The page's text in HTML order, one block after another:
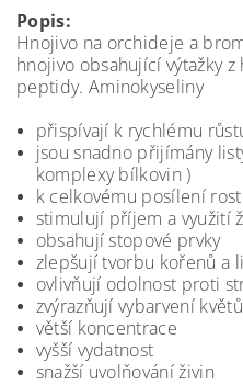
Popis:
Hnojivo na orchideje a
hnojivo obsahující výtažky
peptidy. Aminokyseliny
přispívají k rychlému
jsou snadno přijímány
komplexy bílkovin )
k celkovému posílení
stimulují příjem a využití
obsahují stopové prvky
zlepšují tvorbu kořenů a
ovlivňují odolnost proti
zvýrazňují vybarvení květů
větší koncentrace
vyšší vydatnost
snažší uvolňování živin